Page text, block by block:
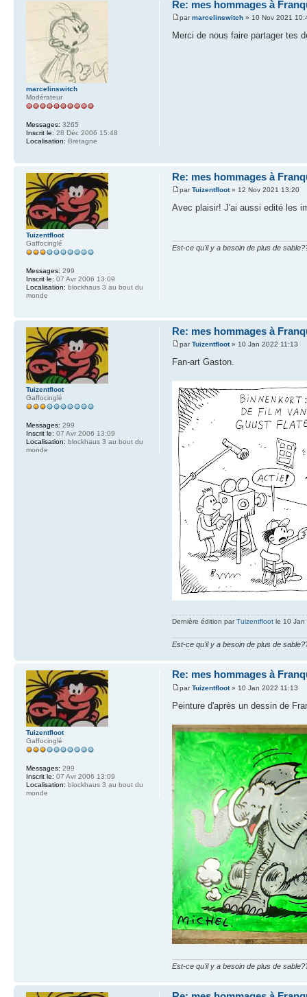
Re: mes hommages à
parmarcelinswitch» 10 Nov 2021
Merci de nous faire partager tes
marcelinswitch
Modérateur
Messages: 3265
Inscrit le: 28 Déc 2006 15:48
Localisation: Bretagne
Re: mes hommages à
parTuizentfloot» 12 Nov 2021 13:20
Avec plaisir! J'ai aussi edité les
Est-ce qu'il y a besoin de plus de
Tuizentfloot
Gaffocinglé
Messages: 299
Inscrit le: 07 Avr 2006 13:09
Localisation: blockhaus 3 au bout du
monde
Re: mes hommages à
parTuizentfloot» 10 Jan 2022 11:13
Fan-art Gaston.
Dernière édition parTuizentflootle 10 Jan
Est-ce qu'il y a besoin de plus de
Tuizentfloot
Gaffocinglé
Messages: 299
Inscrit le: 07 Avr 2006 13:09
Localisation: blockhaus 3 au bout du
monde
Re: mes hommages à
parTuizentfloot» 10 Jan 2022 11:13
Peinture d'après un dessin de
Est-ce qu'il y a besoin de plus de
Tuizentfloot
Gaffocinglé
Messages: 299
Inscrit le: 07 Avr 2006 13:09
Localisation: blockhaus 3 au bout du
monde